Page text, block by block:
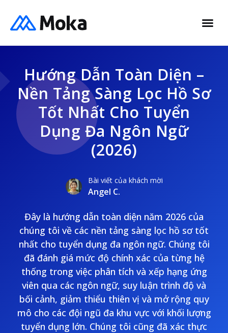
Hướng Dẫn Toàn Diện –
Nền Tảng Sàng Lọc Hồ Sơ
Tốt Nhất Cho Tuyển
Dụng Đa Ngôn Ngữ
(2026)
Bài viết của khách mời
Angel C.
Đây là hướng dẫn toàn diện năm 2026 của
chúng tôi về các nền tảng sàng lọc hồ sơ tốt
nhất cho tuyển dụng đa ngôn ngữ. Chúng tôi
đã đánh giá mức độ chính xác của từng hệ
thống trong việc phân tích và xếp hạng ứng
viên qua các ngôn ngữ, suy luận trình độ và
bối cảnh, giảm thiểu thiên vị và mở rộng quy
mô cho các đội ngũ đa khu vực với khối lượng
tuyển dụng lớn. Chúng tôi cũng đã xác thực